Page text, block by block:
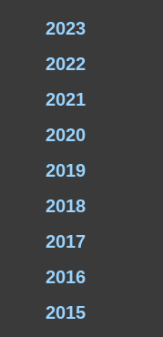
2023
2022
2021
2020
2019
2018
2017
2016
2015